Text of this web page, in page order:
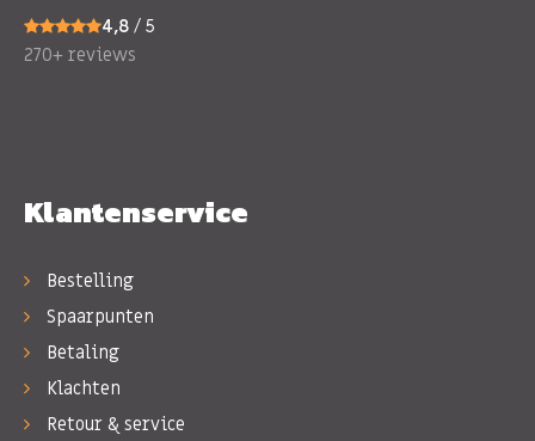
4,8 / 5
270+ reviews
Klantenservice
Bestelling
Spaarpunten
Betaling
Klachten
Retour & service